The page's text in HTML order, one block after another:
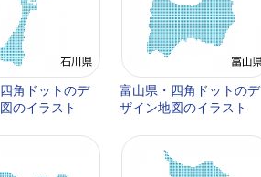
角ドットのデ
のイラスト
富山県・四角ドットのデ
ザイン地図のイラスト